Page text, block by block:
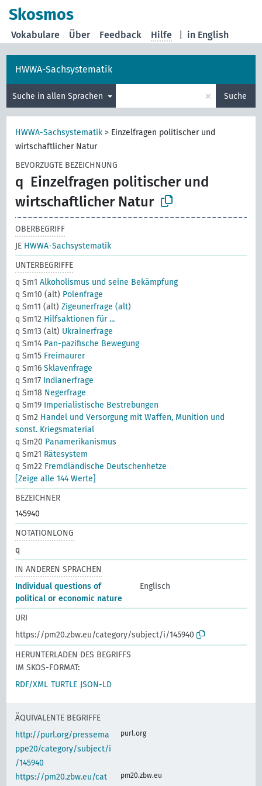
Skosmos
in English
Vokabulare Über Feedback Hilfe
HWWA-Sachsystematik
Suche in allen Sprachen × Suche
HWWA-Sachsystematik > Einzelfragen politischer und
wirtschaftlicher Natur
BEVORZUGTE BEZEICHNUNG
q Einzelfragen politischer und
wirtschaftlicher Natur
OBERBEGRIFF
JE HWWA-Sachsystematik
UNTERBEGRIFFE
q Sm1Alkoholismus und seine Bekämpfung
q Sm10 (alt) Polenfrage
q Sm11 (alt)Zigeunerfrage (alt)
q Sm12 Hilfsaktionen für ...
q Sm13 (alt) Ukrainerfrage
q Sm14 Pan-pazifische Bewegung
q Sm15 Freimaurer
q Sm16Sklavenfrage
q Sm17 Indianerfrage
q Sm18 Negerfrage
q Sm19 Imperialistische Bestrebungen
q Sm2 Handel und Versorgung mit Waffen, Munition und
sonst. Kriegsmaterial
q Sm20 Panamerikanismus
q Sm21 Rätesystem
q Sm22 Fremdländische Deutschenhetze
[Zeige alle 144 Werte]
BEZEICHNER
145940
NOTATIONLONG
q
IN ANDEREN SPRACHEN
Individual questions of
political or economic nature
Englisch
URI
https://pm20.zbw.eu/category/subject/i/145940
HERUNTERLADEN DES BEGRIFFS
IM SKOS-FORMAT:
RDF/XML TURTLE JSON-LD
ÄQUIVALENTE BEGRIFFE
http://purl.org/pressema
ppe20/category/subject/i
/145940
purl.org
https://pm20.zbw.eu/cat
pm20.zbw.eu